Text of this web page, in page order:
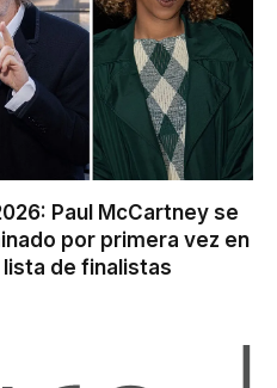
Paul McCartney se
por primera vez en
de finalistas